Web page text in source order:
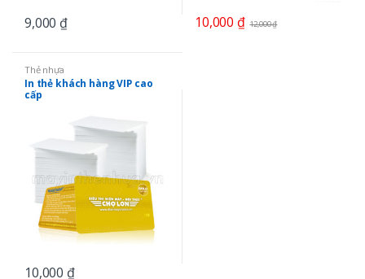
9,000 ₫ 10,000 ₫ 12,000₫
Thẻ nhựa
In thẻ khách hàng VIP cao
cấp
10,000 ₫